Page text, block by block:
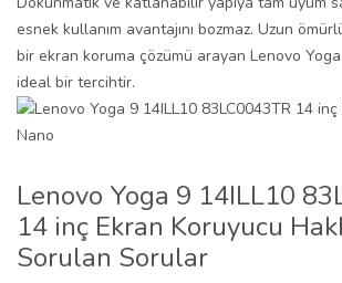
esnek kullanım avantajını bozmaz. Uzun
bir ekran koruma çözümü arayan Lenovo Yoga
ideal bir tercihtir.
Lenovo Yoga 9 14ILL10
14 inç Ekran Koruyucu
Sorulan Sorular